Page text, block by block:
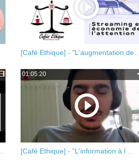
[Café Ethique] - "L'augmentation de…
01:05:20
[Café Ethique] - "L'information à l…